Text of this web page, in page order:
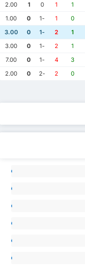
1
1
0
1
2.00
0
1
-1
0
1.00
1
2
-1
0
3.00
1
2
-1
0
3.00
3
4
-1
0
7.00
0
2
-2
0
2.00